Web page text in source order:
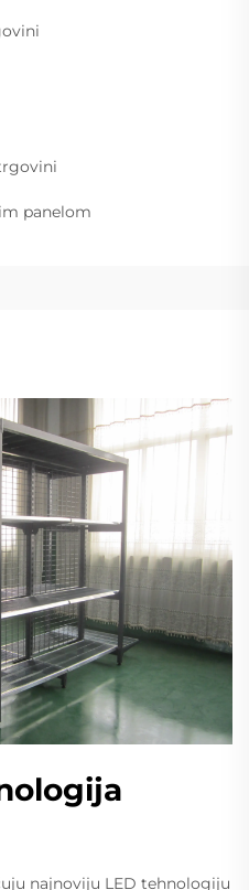
panelom
najnoviju LED tehnologiju